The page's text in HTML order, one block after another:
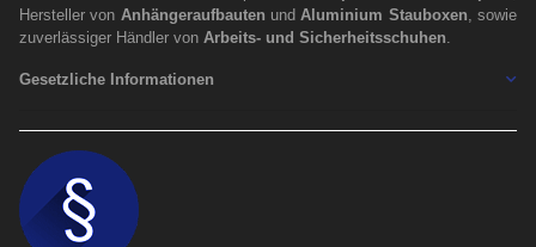
Hersteller von Anhängeraufbauten und Aluminium Stauboxen, sowie
zuverlässiger Händler von Arbeits- und Sicherheitsschuhen.
Gesetzliche Informationen